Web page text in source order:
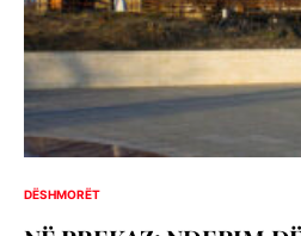
DËSHMORËT